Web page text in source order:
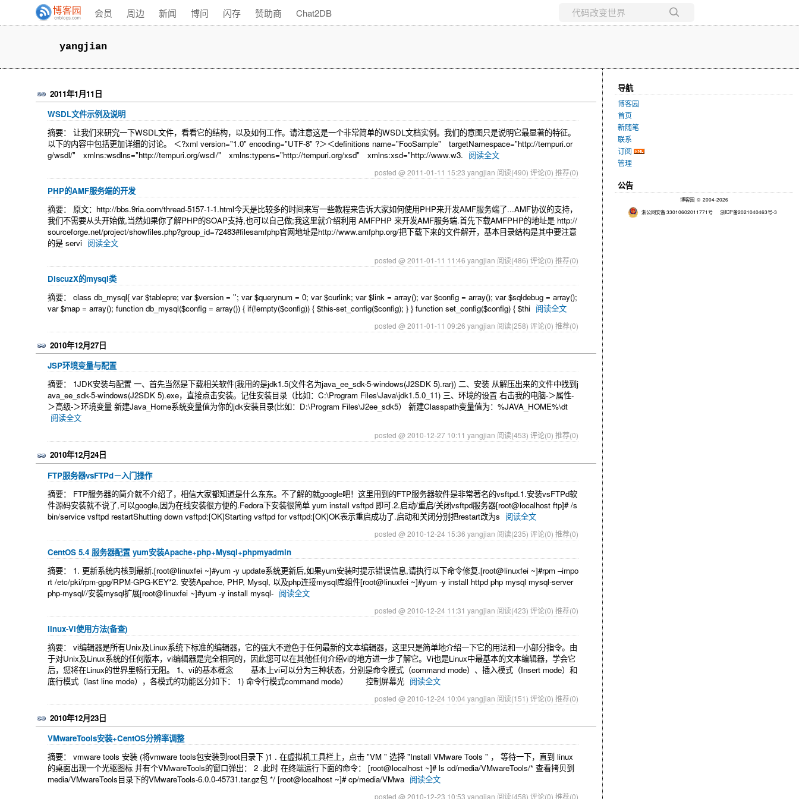
会员 周边 新闻 博问 闪存 赞助商 Chat2DB
yangjian
2011年1月11日
WSDL文件示例及说明
摘要： 让我们来研究一下WSDL文件，看看它的结构，以及如何工作。请注意这是一个非常简单的WSDL文档实例。我们的意图只是说明它最显著的特征。
以下的内容中包括更加详细的讨论。 ＜?xml version="1.0" encoding="UTF-8" ?＞＜definitions name="FooSample" targetNamespace="http://tempuri.or
g/wsdl/" xmlns:wsdlns="http://tempuri.org/wsdl/" xmlns:typens="http://tempuri.org/xsd" xmlns:xsd="http://www.w3. 阅读全文
posted @ 2011-01-11 15:23 yangjian 阅读(490) 评论(0) 推荐(0)
PHP的AMF服务端的开发
摘要： 原文：http://bbs.9ria.com/thread-5157-1-1.html今天是比较多的时间来写一些教程来告诉大家如何使用PHP来开发AMF服务端了...AMF协议的支持，
我们不需要从头开始做,当然如果你了解PHP的SOAP支持,也可以自己做;我这里就介绍利用 AMFPHP 来开发AMF服务端.首先下载AMFPHP的地址是 http://
sourceforge.net/project/showfiles.php?group_id=72483#filesamfphp官网地址是http://www.amfphp.org/把下载下来的文件解开，基本目录结构是其中要注意
的是 servi 阅读全文
posted @ 2011-01-11 11:46 yangjian 阅读(486) 评论(0) 推荐(0)
DiscuzX的mysql类
摘要： class db_mysql{ var $tablepre; var $version = ''; var $querynum = 0; var $curlink; var $link = array(); var $config = array(); var $sqldebug = array();
var $map = array(); function db_mysql($config = array()) { if(!empty($config)) { $this-set_config($config); } } function set_config($config) { $thi 阅读全文
posted @ 2011-01-11 09:26 yangjian 阅读(258) 评论(0) 推荐(0)
2010年12月27日
JSP环境变量与配置
摘要： 1JDK安装与配置 一、首先当然是下载相关软件(我用的是jdk1.5(文件名为java_ee_sdk-5-windows(J2SDK 5).rar)) 二、安装 从解压出来的文件中找到j
ava_ee_sdk-5-windows(J2SDK 5).exe，直接点击安装。记住安装目录（比如：C:\Program Files\Java\jdk1.5.0_11) 三、环境的设置 右击我的电脑-＞属性-
＞高级-＞环境变量 新建Java_Home系统变量值为你的jdk安装目录(比如：D:\Program Files\J2ee_sdk5） 新建Classpath变量值为：%JAVA_HOME%\dt
阅读全文
posted @ 2010-12-27 10:11 yangjian 阅读(453) 评论(0) 推荐(0)
2010年12月24日
FTP服务器vsFTPd－入门操作
摘要： FTP服务器的简介就不介绍了，相信大家都知道是什么东东。不了解的就google吧！这里用到的FTP服务器软件是非常著名的vsftpd.1.安装vsFTPd软
件源码安装就不说了,可以google,因为在线安装很方便的.Fedora下安装很简单 yum install vsftpd 即可.2.启动/重启/关闭vsftpd服务器[root@localhost ftp]# /s
bin/service vsftpd restartShutting down vsftpd:[OK]Starting vsftpd for vsftpd:[OK]OK表示重启成功了.启动和关闭分别把restart改为s 阅读全文
posted @ 2010-12-24 15:36 yangjian 阅读(235) 评论(0) 推荐(0)
CentOS 5.4 服务器配置 yum安装Apache+php+Mysql+phpmyadmin
摘要： 1. 更新系统内核到最新.[root@linuxfei ~]#yum -y update系统更新后,如果yum安装时提示错误信息,请执行以下命令修复.[root@linuxfei ~]#rpm –impo
rt /etc/pki/rpm-gpg/RPM-GPG-KEY*2. 安装Apahce, PHP, Mysql, 以及php连接mysql库组件[root@linuxfei ~]#yum -y install httpd php mysql mysql-server
php-mysql//安装mysql扩展[root@linuxfei ~]#yum -y install mysql- 阅读全文
posted @ 2010-12-24 11:31 yangjian 阅读(423) 评论(0) 推荐(0)
linux-Vi使用方法(备查)
摘要： vi编辑器是所有Unix及Linux系统下标准的编辑器，它的强大不逊色于任何最新的文本编辑器，这里只是简单地介绍一下它的用法和一小部分指令。由
于对Unix及Linux系统的任何版本，vi编辑器是完全相同的，因此您可以在其他任何介绍vi的地方进一步了解它。Vi也是Linux中最基本的文本编辑器，学会它
后，您将在Linux的世界里畅行无阻。 1、vi的基本概念 基本上vi可以分为三种状态，分别是命令模式（command mode）、插入模式（Insert mode）和
底行模式（last line mode），各模式的功能区分如下： 1) 命令行模式command mode） 控制屏幕光 阅读全文
posted @ 2010-12-24 10:04 yangjian 阅读(151) 评论(0) 推荐(0)
2010年12月23日
VMwareTools安装+CentOS分辨率调整
摘要： vmware tools 安装 (将vmware tools包安装到root目录下 )1 . 在虚拟机工具栏上，点击 "VM " 选择 "Install VMware Tools " ， 等待一下，直到 linux
的桌面出现一个光驱图标 并有个VMwareTools的窗口弹出： 2 .此时 在终端运行下面的命令： [root@localhost ~]# ls cd/media/VMwareTools/* 查看拷贝到
media/VMwareTools目录下的VMwareTools-6.0.0-45731.tar.gz包 */ [root@localhost ~]# cp/media/VMwa 阅读全文
posted @ 2010-12-23 10:53 yangjian 阅读(458) 评论(0) 推荐(0)
导航
博客园
首页
新随笔
联系
订阅
管理
公告
博客园© 2004-2026
浙公网安备 33010602011771号
浙ICP备2021040463号-3